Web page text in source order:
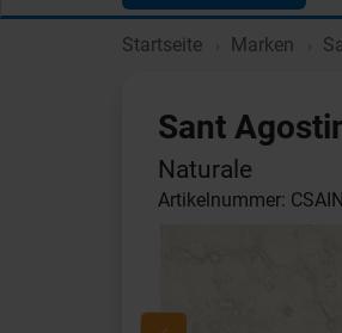
Kundenprojekte Blog
Startseite Marken
Sant
Naturale
Artikelnummer: